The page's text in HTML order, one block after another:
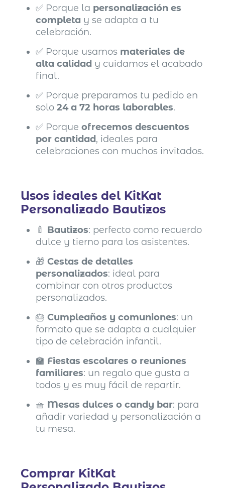
✅ Porque la personalización es
completa y se adapta a tu
celebración.
✅ Porque usamos materiales de
alta calidad y cuidamos el acabado
final.
✅ Porque preparamos tu pedido en
solo24 a 72 horas laborables.
✅ Porqueofrecemos descuentos
por cantidad, ideales para
celebraciones con muchos invitados.
Usos ideales del KitKat
Personalizado Bautizos
🍼 Bautizos: perfecto como recuerdo
dulce y tierno para los asistentes.
🎁Cestas de detalles
personalizados: ideal para
combinar con otros productos
personalizados.
🎂Cumpleaños y comuniones: un
formato que se adapta a cualquier
tipo de celebración infantil.
🏫 Fiestas escolares o reuniones
familiares: un regalo que gusta a
todos y es muy fácil de repartir.
🧺 Mesas dulces o candy bar: para
añadir variedad y personalización a
tu mesa.
Comprar KitKat